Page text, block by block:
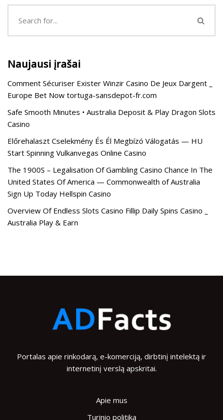
Naujausi įrašai
Comment Sécuriser Exister Winzir Casino De Jeux Dargent _
Europe Bet Now tortuga-sansdepot-fr.com
Safe Smooth Minutes • Australia Deposit & Play Dragon Slots
Casino
Előrehalaszt Cselekmény És Él Megbízó Válogatás — HU
Start Spinning Vulkanvegas Online Casino
The 1900S – Legalisation Of Gambling Casino Chance In The
United States Of America — Commonwealth of Australia
Sign Up Today Hellspin Casino
Overview Of Endless Slots Casino Fillip Daily Spins Casino _
Australia Play & Earn
Portalas apie rinkodarą, e-komerciją, dirbtinį intelektą ir
internetinį verslą apskritai.
Apie mus
Turinio politika